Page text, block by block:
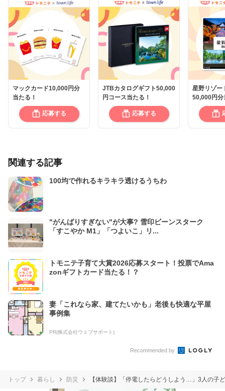
マックカード10,000円分
当たる！
応募する
JTBカタログギフト50,000
円コース当たる！
応募する
星野リゾー
50,000円分
関連する記事
100均で作れるキラキラ透けるうちわ
"がんばりすぎない"が大事? 雪印ビーンスターク
「すこやか M1」「つよいこ」リ...
トモニテ子育て大賞2026応募スタート！投票でAma
zonギフトカード当たる！？
妻「これなら家、建てたいかも」老後も快適な平屋
事例集
PR(株式会社ウェブサポート)
Recommended by
トップ 暮らし 防災 【体験談】「停電したらどうしよう…」3人の子